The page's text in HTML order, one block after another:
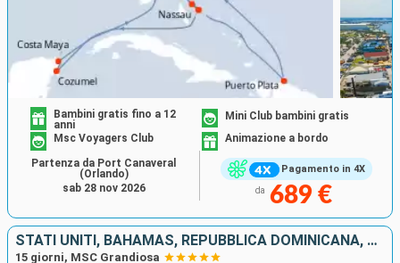
Pagamento in 4X
Bambini gratis fino a 12
anni
Mini Club bambini gratis
Msc Voyagers Club
Animazione a bordo
da 689 €
Partenza da Port Canaveral
(Orlando)
sab 28 nov 2026
STATI UNITI, BAHAMAS, REPUBBLICA DOMINICANA, MESSICO
15 giorni, MSC Grandiosa